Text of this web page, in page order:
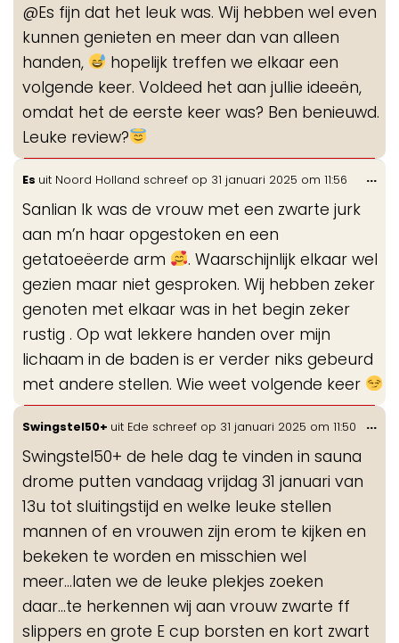
@Es fijn dat het leuk was. Wij hebben wel even
kunnen genieten en meer dan van alleen
handen,
hopelijk treffen we elkaar een
volgende keer. Voldeed het aan jullie ideeën,
omdat het de eerste keer was? Ben benieuwd.
Leuke review?
Es uit Noord Holland schreef op 31 januari 2025 om 11:56
Sanlian Ik was de vrouw met een zwarte jurk
aan m’n haar opgestoken en een
getatoeëerde arm
. Waarschijnlijk elkaar wel
gezien maar niet gesproken. Wij hebben zeker
genoten met elkaar was in het begin zeker
rustig . Op wat lekkere handen over mijn
lichaam in de baden is er verder niks gebeurd
met andere stellen. Wie weet volgende keer
...
Swingstel50+ uit Ede schreef op 31 januari 2025 om 11:50
Swingstel50+ de hele dag te vinden in sauna
drome putten vandaag vrijdag 31 januari van
13u tot sluitingstijd en welke leuke stellen
mannen of en vrouwen zijn erom te kijken en
bekeken te worden en misschien wel
meer...laten we de leuke plekjes zoeken
daar...te herkennen wij aan vrouw zwarte ff
slippers en grote E cup borsten en kort zwart
...